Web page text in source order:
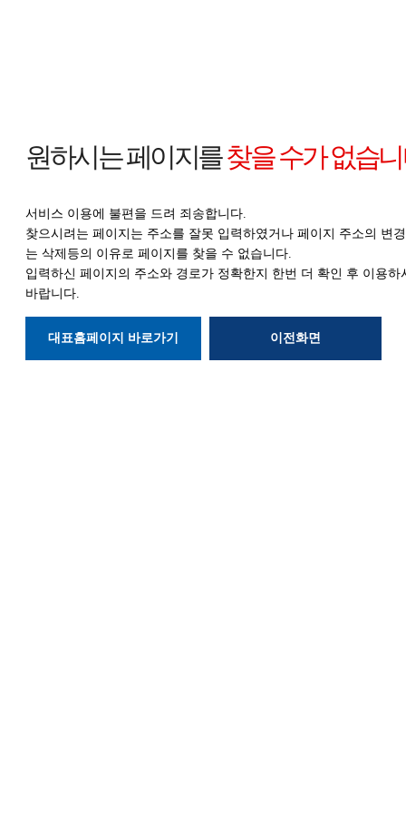
원하시는 페이지를찾을 수가 없습
서비스 이용에 불편을 드려 죄송합니다.
찾으시려는 페이지는 주소를 잘못 입력하였거나 페이지 주소의 변
는 삭제등의 이유로 페이지를 찾을 수 없습니다.
입력하신 페이지의 주소와 경로가 정확한지 한번 더 확인 후 이용하
바랍니다.
대표홈페이지 바로가기 이전화면